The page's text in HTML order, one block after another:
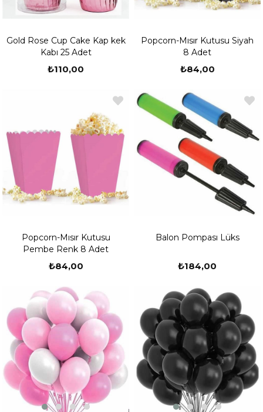
Gold Rose Cup Cake Kap kek
Kabı 25 Adet
₺110,00
Popcorn-Mısır Kutusu Siyah
8 Adet
₺84,00
Popcorn-Mısır Kutusu
Pembe Renk 8 Adet
₺84,00
Balon Pompası Lüks
₺184,00